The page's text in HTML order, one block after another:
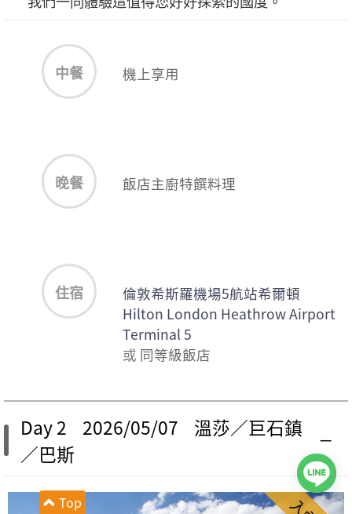
中餐 機上享用
晚餐 飯店主廚特饌料理
住宿
倫敦希斯羅機場5航站希爾頓
Hilton London Heathrow Airport
Terminal 5
或 同等級飯店
Day 2 2026/05/07 溫莎／巨石鎮
／巴斯
Top